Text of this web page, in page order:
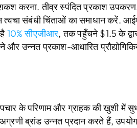
करना. तीव्र स्पंदित प्रकाश
त्वचा संबंधी चिंताओं का समाधान करें.
10% सीएजीआर, तक पहुँचने $1.5 के
उन्नत प्रकाश-आधारित
के परिणाम और ग्राहक की खुशी में
ब्रांड उन्नत प्रदान करते हैं,